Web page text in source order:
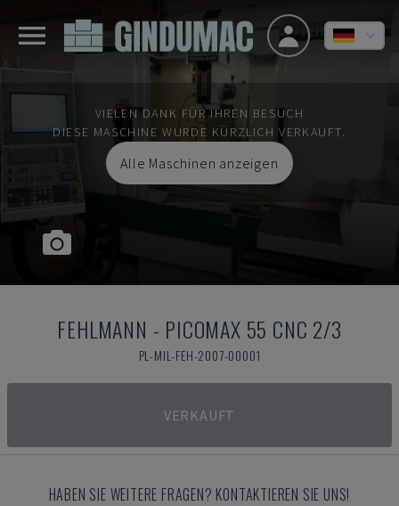
VIELEN DANK FÜR IHREN BESUCH
DIESE MASCHINE WURDE KÜRZLICH VERKAUFT.
Alle Maschinen anzeigen
FEHLMANN - PICOMAX 55 CNC 2/3
PL-MIL-FEH-2007-00001
VERKAUFT
HABEN SIE WEITERE FRAGEN? KONTAKTIEREN SIE UNS!